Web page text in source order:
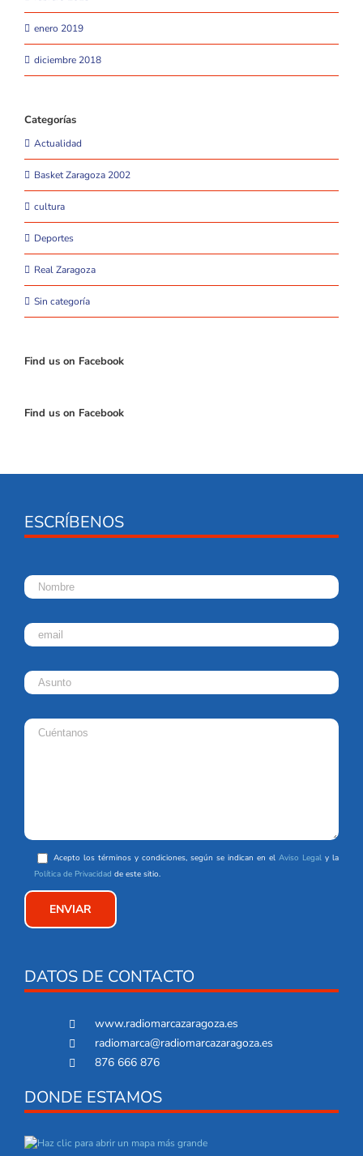
enero 2019
diciembre 2018
Categorías
Actualidad
Basket Zaragoza 2002
cultura
Deportes
Real Zaragoza
Sin categoría
Find us on Facebook
Find us on Facebook
ESCRÍBENOS
Acepto los términos y condiciones, según se indican en el Aviso Legal y la
Política de Privacidad de este sitio.
DATOS DE CONTACTO
www.radiomarcazaragoza.es
radiomarca@radiomarcazaragoza.es
876 666 876
DONDE ESTAMOS